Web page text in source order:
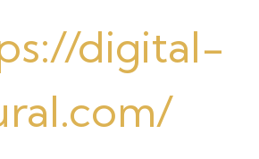
digital-